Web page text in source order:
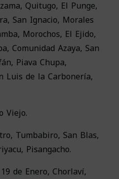
Quitugo, El Punge,
San Ignacio, Morales
Morochos, El Ejido,
Comunidad Azaya, San
Piava Chupa,
Luis de la Carbonería,
Viejo.
Tumbabiro, San Blas,
Pisangacho.
de Enero, Chorlaví,